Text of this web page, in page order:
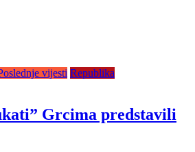
vijesti Republika
Grcima predstavili